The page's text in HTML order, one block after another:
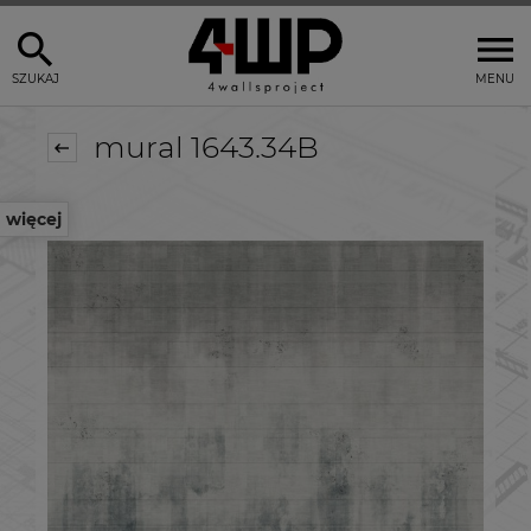
MENU
SZUKAJ
więcej
mural 1643.34B